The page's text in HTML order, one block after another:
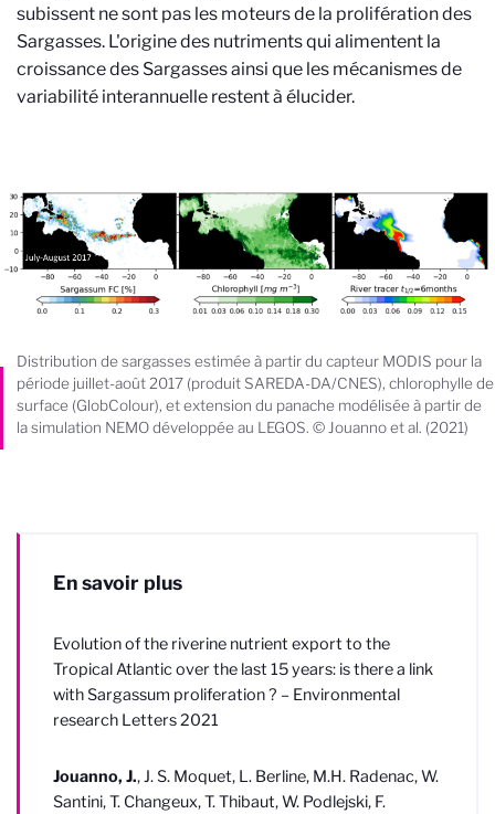
subissent ne sont pas les moteurs de la prolifération des
Sargasses. L'origine des nutriments qui alimentent la
croissance des Sargasses ainsi que les mécanismes de
variabilité interannuelle restent à élucider.
Distribution de sargasses estimée à partir du capteur MODIS pour la
période juillet-août 2017 (produit SAREDA-DA/CNES), chlorophylle de
surface (GlobColour), et extension du panache modélisée à partir de
la simulation NEMO développée au LEGOS. © Jouanno et al. (2021)
En savoir plus
Evolution of the riverine nutrient export to the
Tropical Atlantic over the last 15 years: is there a link
with Sargassum proliferation ? – Environmental
research Letters 2021
Jouanno, J., J. S. Moquet, L. Berline, M.H. Radenac, W.
Santini, T. Changeux, T. Thibaut, W. Podlejski, F.